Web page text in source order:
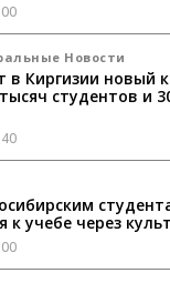
Новости
в Киргизии новый
студентов и
к учебе через